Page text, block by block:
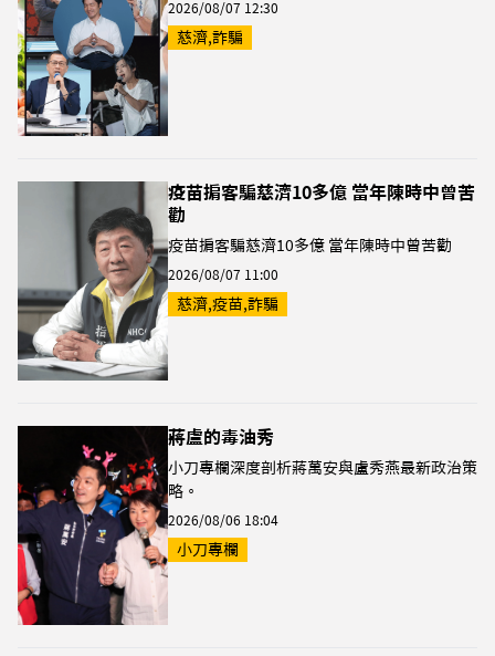
2026/08/07 12:30
慈濟,詐騙
疫苗掮客騙慈濟10多億 當年陳時中曾苦
勸
疫苗掮客騙慈濟10多億 當年陳時中曾苦勸
2026/08/07 11:00
慈濟,疫苗,詐騙
蔣盧的毒油秀
小刀專欄深度剖析蔣萬安與盧秀燕最新政治策
略。
2026/08/06 18:04
小刀專欄